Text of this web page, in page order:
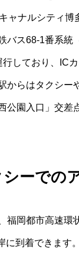
ャナルシティ博
バス68-1番系統
行しており、IC
からはタクシー
公園入口」交差
ーでの
福岡都市高速環
に到着できます